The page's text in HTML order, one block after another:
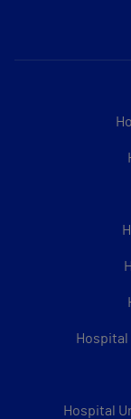
Hospital
Hospital